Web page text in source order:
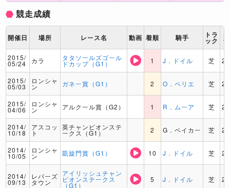
競走成績
開催日 場所 レース名 動画 着順 騎手 トラ
ック
2015/
05/24 カラ タタソールズゴール
ドカップ（G1） 1 J．ドイル 芝
2015/
05/03
ロンシャ
ン ガネー賞（G1） 2 O．ペリエ 芝
2015/
04/06
ロンシャ
ン アルクール賞（G2） 1 R．ムーア 芝
2014/
10/18
アスコッ
ト
英チャンピオンステ
ークス（G1） 2 G．ベイカー 芝
2014/
10/05
ロンシャ
ン 凱旋門賞（G1） 10 J．ドイル 芝
2014/
09/13
レパーズ
タウン
アイリッシュチャン
ピオンステークス
（G1）
5 J．ドイル 芝